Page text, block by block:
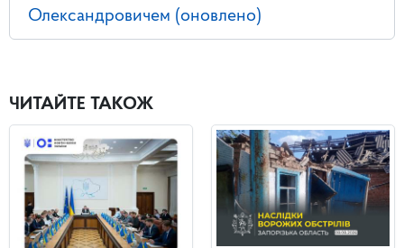
Олександровичем (оновлено)
ЧИТАЙТЕ ТАКОЖ